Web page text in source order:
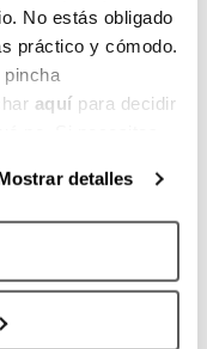
No estás obligado
práctico y cómodo.
aquí para decidir
detalles
2
0
–
2
J
dí
2
7
31
U
as
I
s
e